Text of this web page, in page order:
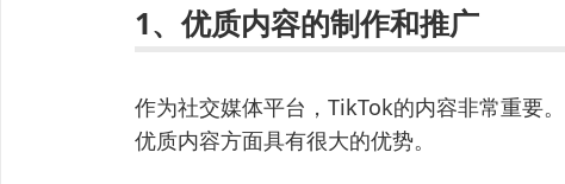
1、优质内容的制作和推广
作为社交媒体平台，TikTok的内容非常重要
优质内容方面具有很大的优势。